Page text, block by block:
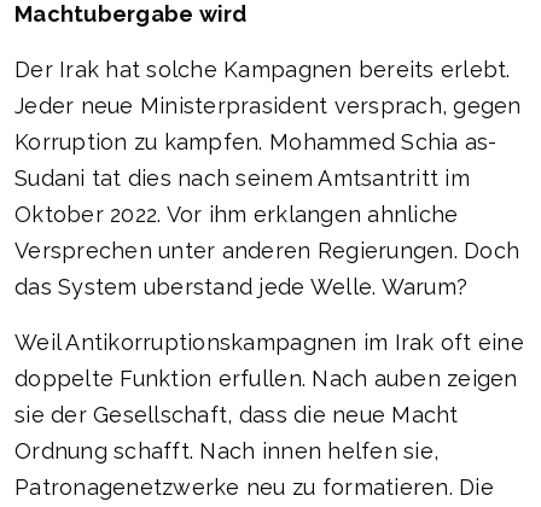
Machtubergabe wird
Der Irak hat solche Kampagnen bereits erlebt.
Jeder neue Ministerprasident versprach, gegen
Korruption zu kampfen. Mohammed Schia as-
Sudani tat dies nach seinem Amtsantritt im
Oktober 2022. Vor ihm erklangen ahnliche
Versprechen unter anderen Regierungen. Doch
das System uberstand jede Welle. Warum?
Weil Antikorruptionskampagnen im Irak oft eine
doppelte Funktion erfullen. Nach auben zeigen
sie der Gesellschaft, dass die neue Macht
Ordnung schafft. Nach innen helfen sie,
Patronagenetzwerke neu zu formatieren. Die